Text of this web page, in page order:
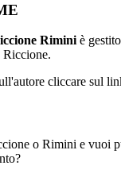
Rimini è
Riccione.
cliccare sul
o Rimini e vuoi